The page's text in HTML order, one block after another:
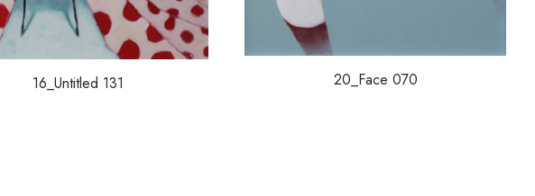
16_Untitled 131 20_Face 070